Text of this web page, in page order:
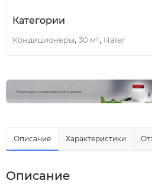
Категории
Кондиционеры, 30 м², Haier
Описание Характеристики
Описание